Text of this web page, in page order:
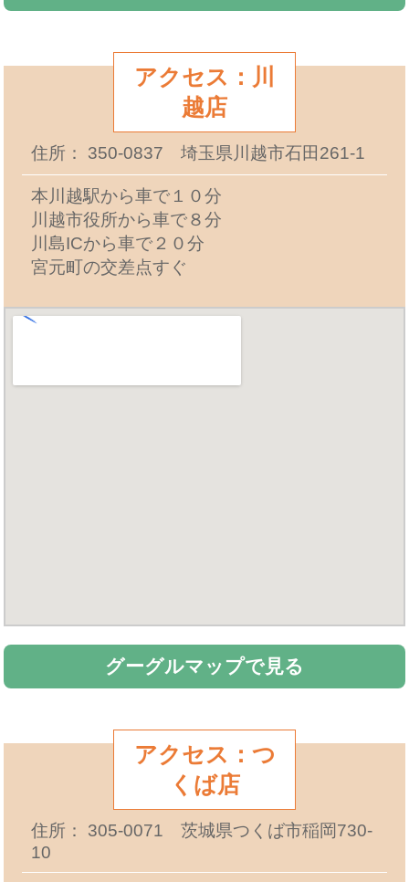
アクセス：川
越店
住所： 350-0837 埼玉県川越市石田261-1
本川越駅から車で１０分
川越市役所から車で８分
川島ICから車で２０分
宮元町の交差点すぐ
グーグルマップで見る
アクセス：つ
くば店
住所： 305-0071 茨城県つくば市稲岡730-
10